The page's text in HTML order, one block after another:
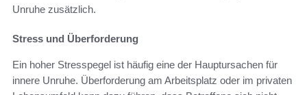
Unruhe zusätzlich.
Stress und Überforderung
Ein hoher Stresspegel ist häufig eine der Hauptursachen für
innere Unruhe. Überforderung am Arbeitsplatz oder im privaten